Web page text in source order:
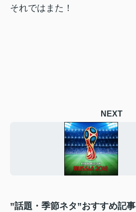
それではまた！
NEXT
”話題・季節ネタ”おすすめ記事